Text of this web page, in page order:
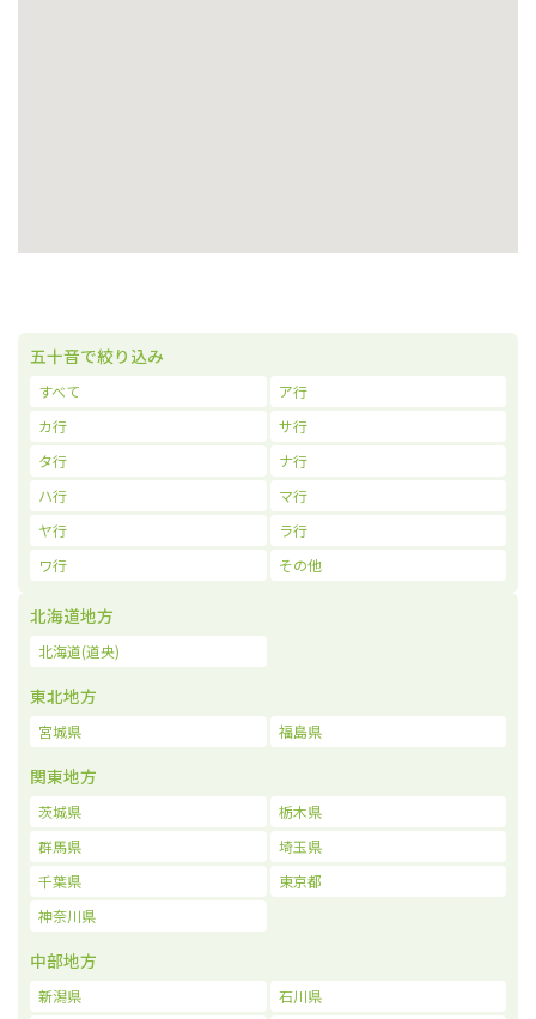
五十音で絞り込み
すべて
ア行
カ行
サ行
タ行
ナ行
ハ行
マ行
ヤ行
ラ行
ワ行
その他
北海道地方
北海道(道央)
東北地方
宮城県 福島県
関東地方
茨城県
栃木県
群馬県
埼玉県
千葉県
東京都
神奈川県
中部地方
新潟県
石川県